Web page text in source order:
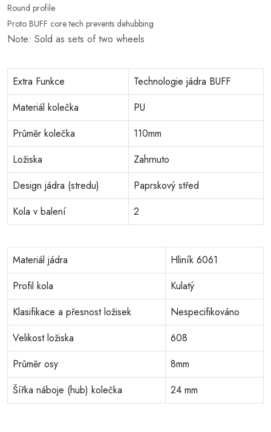
Round profile
Proto BUFF core tech prevents dehubbing
Note: Sold as sets of two wheels
Extra Funkce
Technologie jádra BUFF
Materiál kolečka
PU
Průměr kolečka
110mm
Ložiska
Zahrnuto
Design jádra (stredu)
Paprskový střed
Kola v balení
2
Materiál jádra
Hliník 6061
Profil kola
Kulatý
Klasifikace a přesnost ložisek
Nespecifikováno
Velikost ložiska
608
Průměr osy
8mm
Šířka náboje (hub) kolečka
24 mm